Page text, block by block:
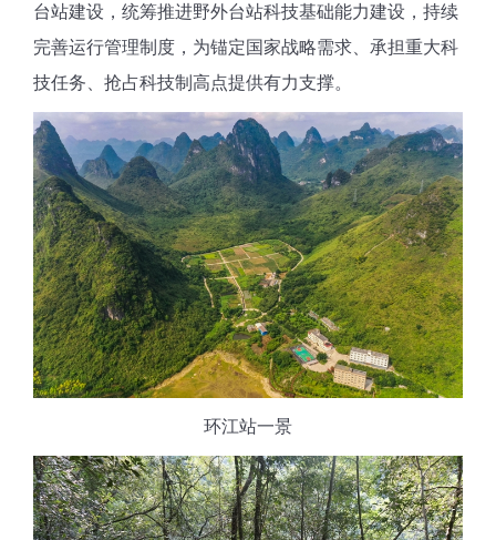
台站建设，统筹推进野外台站科技基础能力建设，持续
完善运行管理制度，为锚定国家战略需求、承担重大科
技任务、抢占科技制高点提供有力支撑。
环江站一景